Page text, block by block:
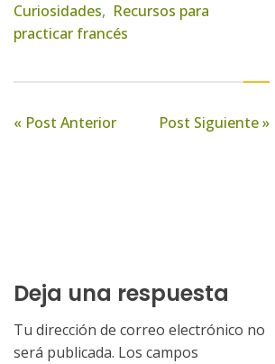
Curiosidades, Recursos para
practicar francés
« Post Anterior Post Siguiente »
Deja una respuesta
Tu dirección de correo electrónico no
será publicada. Los campos